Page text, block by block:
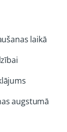
laikā
augstumā